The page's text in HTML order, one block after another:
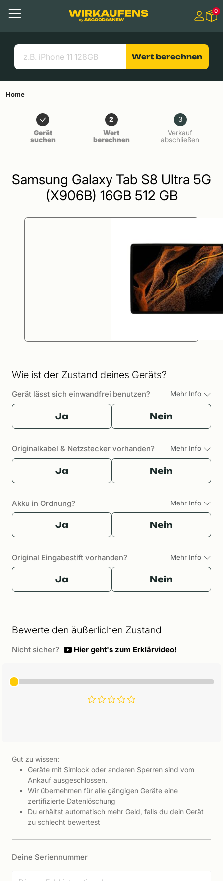
Menü
Suchen
Nützliche Links
0
Wert berechnen
Home
Gerät
suchen
2
Wert
berechnen
3
Verkauf
abschließen
Samsung Galaxy Tab S8 Ultra 5G
(X906B) 16GB 512 GB
Wie ist der Zustand deines Geräts?
Gerät lässt sich einwandfrei benutzen? Mehr Info
Ja Nein
Originalkabel & Netzstecker vorhanden? Mehr Info
Ja Nein
Akku in Ordnung? Mehr Info
Ja Nein
Original Eingabestift vorhanden? Mehr Info
Ja Nein
Bewerte den äußerlichen Zustand
Nicht sicher? Hier geht's zum Erklärvideo!
Gut zu wissen:
Geräte mit Simlock oder anderen Sperren sind vom
Ankauf ausgeschlossen.
Wir übernehmen für alle gängigen Geräte eine
zertifizierte Datenlöschung
Du erhältst automatisch mehr Geld, falls du dein Gerät
zu schlecht bewertest
Deine Seriennummer